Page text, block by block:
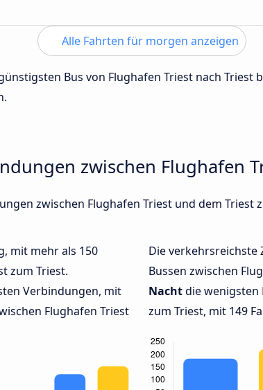
Alle Fahrten für morgen anzeigen
Bus von Flughafen Triest nach Triest
zwischen Flughafen
zwischen Flughafen Triest und dem Triest
mit mehr als 150
zum Triest.
Verbindungen, mit
Flughafen Triest
Die verkehrsreichste
Bussen zwischen
Nachtdie wenigsten
zum Triest, mit 149